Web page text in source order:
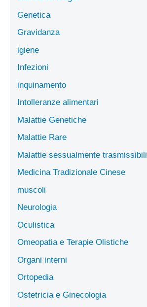
Genetica
Gravidanza
igiene
Infezioni
inquinamento
Intolleranze alimentari
Malattie Genetiche
Malattie Rare
Malattie sessualmente trasmissibili
Medicina Tradizionale Cinese
muscoli
Neurologia
Oculistica
Omeopatia e Terapie Olistiche
Organi interni
Ortopedia
Ostetricia e Ginecologia